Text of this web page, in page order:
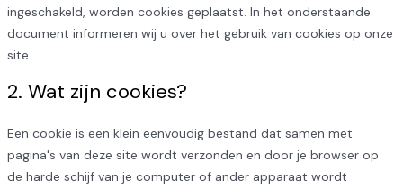
ingeschakeld, worden cookies geplaatst. In het onderstaande
document informeren wij u over het gebruik van cookies op onze
site.
2. Wat zijn cookies?
Een cookie is een klein eenvoudig bestand dat samen met
pagina's van deze site wordt verzonden en door je browser op
de harde schijf van je computer of ander apparaat wordt